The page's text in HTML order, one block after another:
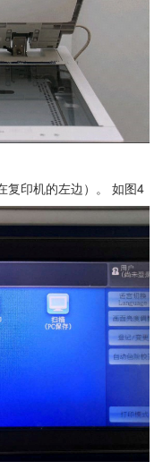
复印机的左边）。 如图4